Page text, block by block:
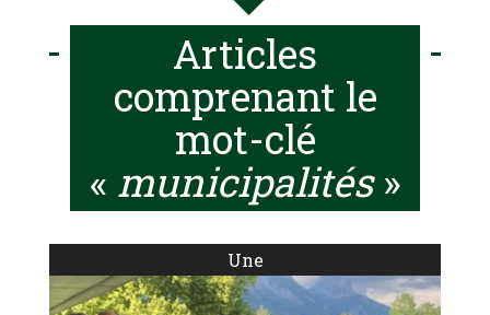
Articles
comprenant le
mot-clé
« municipalités»
Une